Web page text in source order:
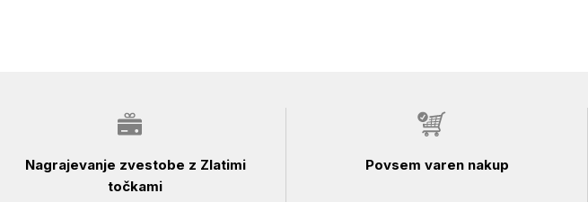
Nagrajevanje zvestobe z Zlatimi
točkami
Povsem varen nakup